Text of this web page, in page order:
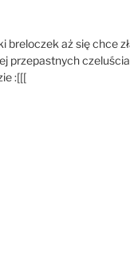
breloczek aż się chce
przepastnych
:[[[